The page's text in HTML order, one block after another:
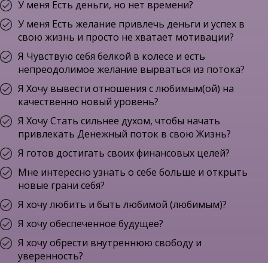
У меня Есть деньги, но нет времени?
У меня Есть желание привлечь деньги и успех в
свою жизнь и просто не хватает мотивации?
Я Чувствую себя белкой в колесе и есть
непреодолимое желание вырваться из потока?
Я Хочу вывести отношения с любимым(ой) на
качественно новый уровень?
Я Хочу Стать сильнее духом, чтобы начать
привлекать Денежный поток в свою Жизнь?
Я готов достигать своих финансовых целей?
Мне интересно узнать о себе больше и открыть
новые грани себя?
Я хочу любить и быть любимой (любимым)?
Я хочу обеспеченное будущее?
Я хочу обрести внутреннюю свободу и
уверенность?